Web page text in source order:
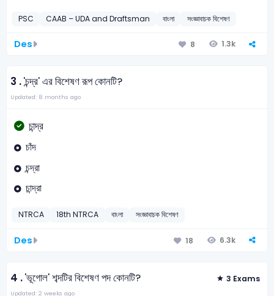
PSC CAAB – UDA and Draftsman বাংলা সংজ্ঞাবাচক বিশেষণ
Des 8 1.3k
3 .'চন্দ্র' এর বিশেষণ রূপ কোনটি?
Updated: 8 months ago
চান্দ্র
চাঁদ
চন্দ্রা
চান্দ্রা
NTRCA 18th NTRCA বাংলা সংজ্ঞাবাচক বিশেষণ
Des 18 6.3k
4 .'ভূগোল' শব্দটির বিশেষণ পদ কোনটি? 3 Exams
Updated: 2 weeks ago